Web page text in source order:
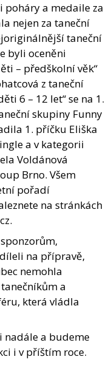
poháry a medaile za
nejen za taneční
taneční
byli oceněni
– předškolní věk“
z taneční
6 – 12 let“ se na 1.
skupiny Funny
1. příčku Eliška
a v kategorii
Voldánová
Brno. Všem
pořadí
na stránkách
na přípravě,
nemohla
a
která vládla
nadále a budeme
i v příštím roce.